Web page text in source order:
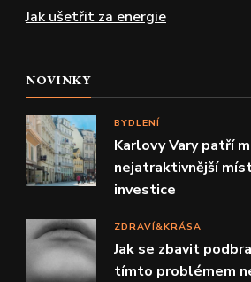
Jak ušetřit za energie
NOVINKY
BYDLENÍ
Karlovy Vary patří
nejatraktivnější
investice
ZDRAVÍ&KRÁSA
Jak se zbavit
tímto problémem